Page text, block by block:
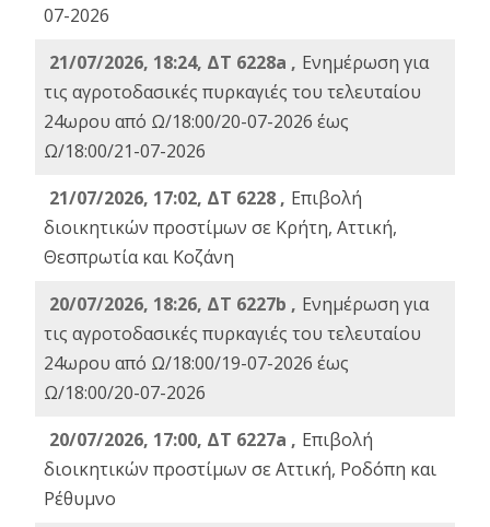
07-2026
21/07/2026, 18:24, ΔΤ 6228a , Ενημέρωση για
τις αγροτοδασικές πυρκαγιές του τελευταίου
24ωρου από Ω/18:00/20-07-2026 έως
Ω/18:00/21-07-2026
21/07/2026, 17:02, ΔΤ 6228 , Επιβολή
διοικητικών προστίμων σε Κρήτη, Αττική,
Θεσπρωτία και Κοζάνη
20/07/2026, 18:26, ΔΤ 6227b , Ενημέρωση για
τις αγροτοδασικές πυρκαγιές του τελευταίου
24ωρου από Ω/18:00/19-07-2026 έως
Ω/18:00/20-07-2026
20/07/2026, 17:00, ΔΤ 6227a , Επιβολή
διοικητικών προστίμων σε Αττική, Ροδόπη και
Ρέθυμνο